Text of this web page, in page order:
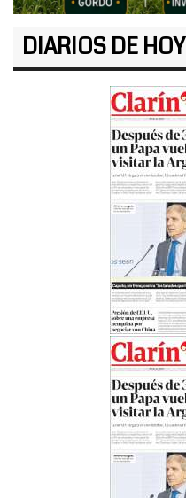
DIARIOS DE HOY